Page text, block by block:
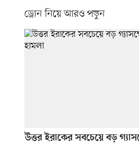
ড্রোন নিয়ে আরও পড়ুন
উত্তর ইরাকের সবচেয়ে বড়